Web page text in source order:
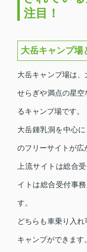
注目！
大岳キャンプ場
大岳キャンプ場は
せらぎや満点の星
るキャンプ場です。
大岳鍾乳洞を中心
のフリーサイトが広
上流サイトは総合
イトは総合受付事
す。
どちらも車乗り入
キャンプができます。